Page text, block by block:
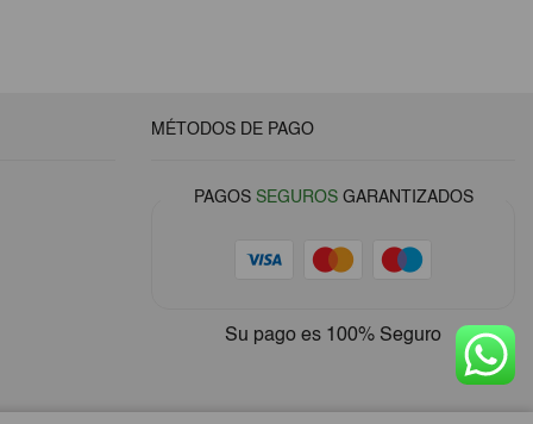
MÉTODOS DE PAGO
PAGOS SEGUROSGARANTIZADOS
Su pago es 100% Seguro